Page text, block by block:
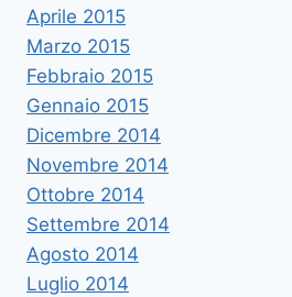
Aprile 2015
Marzo 2015
Febbraio 2015
Gennaio 2015
Dicembre 2014
Novembre 2014
Ottobre 2014
Settembre 2014
Agosto 2014
Luglio 2014